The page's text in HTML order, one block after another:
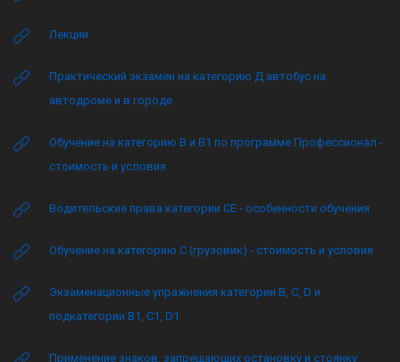
Лекции
Практический экзамен на категорию Д автобус на
автодроме и в городе
Обучение на категорию B и B1 по программе Профессионал -
стоимость и условия
Водительские права категории CE - особенности обучения
Обучение на категорию C (грузовик) - стоимость и условия
Экзаменационные упражнения категории B, C, D и
подкатегории B1, C1, D1
Применение знаков, запрещающих остановку и стоянку